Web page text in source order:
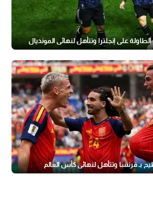
على إنجلترا وتتأهل لنهائي المونديال
بـ فرنسا وتتأهل لنهائي كأس العالم